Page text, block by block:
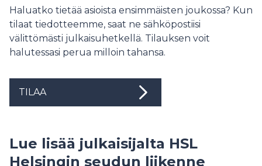
Haluatko tietää asioista ensimmäisten joukossa? Kun
tilaat tiedotteemme, saat ne sähköpostiisi
välittömästi julkaisuhetkellä. Tilauksen voit
halutessasi perua milloin tahansa.
TILAA
Lue lisää julkaisijalta HSL
Helsingin seudun liikenne